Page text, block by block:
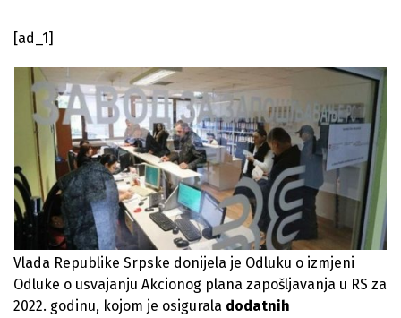
[ad_1]
​Vlada Republike Srpske donijela je Odluku o izmjeni
Odluke o usvajanju Akcionog plana zapošljavanja u RS za
2022. godinu, kojom je osigurala dodatnih